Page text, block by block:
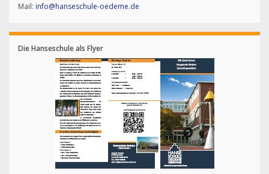
Mail: info@hanseschule-oedeme.de
Die Hanseschule als Flyer